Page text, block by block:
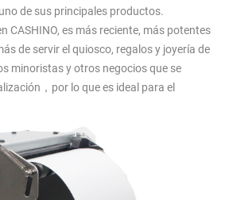
de sus principales productos.
CASHINO, es más reciente, más potentes
de servir el quiosco, regalos y joyería de
minoristas y otros negocios que se
，por lo que es ideal para el